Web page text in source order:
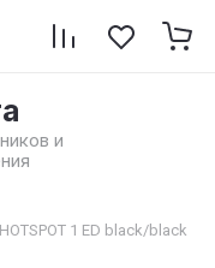
и
1 ED black/black